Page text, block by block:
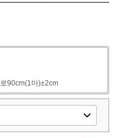
90cm(1마)±2cm